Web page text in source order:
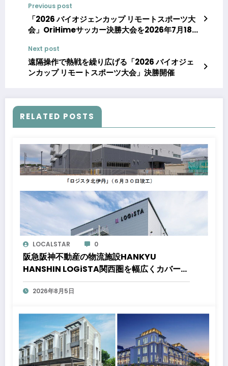
Previous post
「2026 バイオジェンカップ リモートスポーツ大
会」OriHimeサッカー決勝大会を2026年7月18日
ムにて開催決定！
Next post
遠隔操作で熱戦を繰り広げる「2026 バイオジェ
ンカップ リモートスポーツ大会」決勝開催
RELATED POSTS
LOCALSTAR 0
阪急阪神不動産の物流施設HANKYU
HANSHIN LOGiSTA関西圏を幅広くカバーで
きる好立地に新たな物流施設が誕生「ロジス
タ北伊丹」と「ロジスタ京都伏見」が竣工し
2026年8月5日